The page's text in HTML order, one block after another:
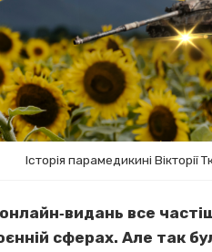
Історія парамедикині Вікторії
все
сферах. Але так